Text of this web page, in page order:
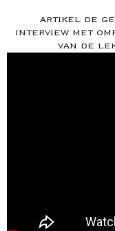
artikel de
interview met
van de